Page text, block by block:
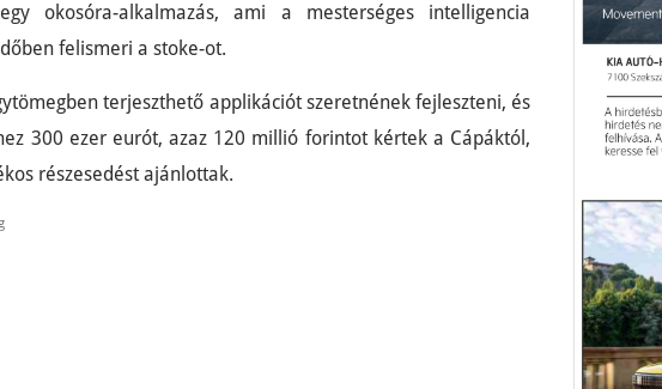
okosóra-alkalmazás, ami a mesterséges intelligencia
felismeri a stoke-ot.
terjeszthető applikációt szeretnének fejleszteni, és
300 ezer eurót, azaz 120 millió forintot kértek a Cápáktól,
részesedést ajánlottak.